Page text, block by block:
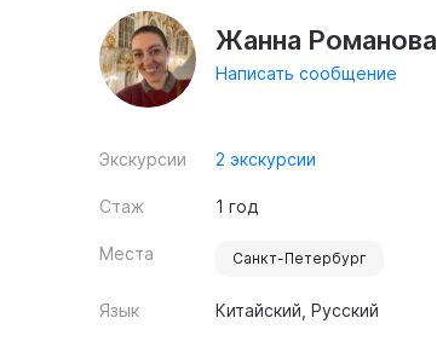
Жанна Романова
Написать сообщение
Экскурсии 2 экскурсии
Стаж 1 год
Места Санкт-Петербург
Язык Китайский, Русский